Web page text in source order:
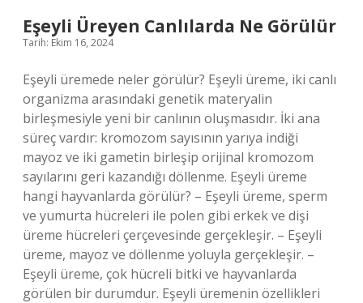
Eşeyli Üreyen Canlılarda Ne Görülür
Tarih: Ekim 16, 2024
Eşeyli üremede neler görülür? Eşeyli üreme, iki canlı
organizma arasındaki genetik materyalin
birleşmesiyle yeni bir canlının oluşmasıdır. İki ana
süreç vardır: kromozom sayısının yarıya indiği
mayoz ve iki gametin birleşip orijinal kromozom
sayılarını geri kazandığı döllenme. Eşeyli üreme
hangi hayvanlarda görülür? – Eşeyli üreme, sperm
ve yumurta hücreleri ile polen gibi erkek ve dişi
üreme hücreleri çerçevesinde gerçekleşir. – Eşeyli
üreme, mayoz ve döllenme yoluyla gerçekleşir. –
Eşeyli üreme, çok hücreli bitki ve hayvanlarda
görülen bir durumdur. Eşeyli üremenin özellikleri